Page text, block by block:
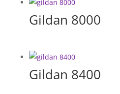
Gildan 8000
Gildan 8400